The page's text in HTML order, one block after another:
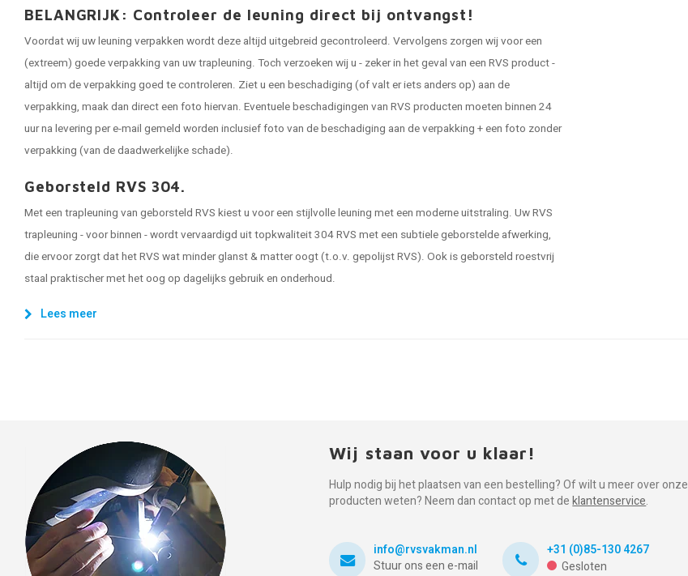
BELANGRIJK: Controleer de leuning direct bij ontvangst!
Voordat wij uw leuning verpakken wordt deze altijd uitgebreid gecontroleerd. Vervolgens zorgen wij voor een
(extreem) goede verpakking van uw trapleuning. Toch verzoeken wij u - zeker in het geval van een RVS product -
altijd om de verpakking goed te controleren. Ziet u een beschadiging (of valt er iets anders op) aan de
verpakking, maak dan direct een foto hiervan. Eventuele beschadigingen van RVS producten moeten binnen 24
uur na levering per e-mail gemeld worden inclusief foto van de beschadiging aan de verpakking + een foto zonder
verpakking (van de daadwerkelijke schade).
Geborsteld RVS 304.
Met een trapleuning van geborsteld RVS kiest u voor een stijlvolle leuning met een moderne uitstraling. Uw RVS
trapleuning - voor binnen - wordt vervaardigd uit topkwaliteit 304 RVS met een subtiele geborstelde afwerking,
die ervoor zorgt dat het RVS wat minder glanst & matter oogt (t.o.v. gepolijst RVS). Ook is geborsteld roestvrij
staal praktischer met het oog op dagelijks gebruik en onderhoud.
Lees meer
Wij staan voor u klaar!
Hulp nodig bij het plaatsen van een bestelling? Of wilt u meer over onze
producten weten? Neem dan contact op met deklantenservice.
info@rvsvakman.nl
Stuur ons een e-mail
+31 (0)85-130 4267
Gesloten